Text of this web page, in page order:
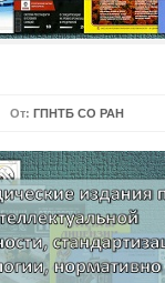
От: ГПНТБ СО РАН